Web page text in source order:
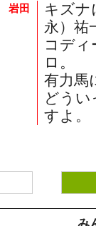
岩田
キズナ
永）祐
コディ
ロ。
有力馬
どう
すよ。
み